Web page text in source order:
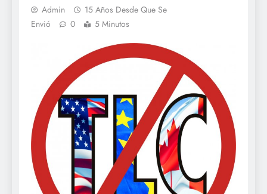
Admin
15 Años Desde Que Se
Envió
0 5 Minutos